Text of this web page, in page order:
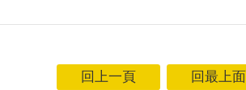
回上一頁 回最上面